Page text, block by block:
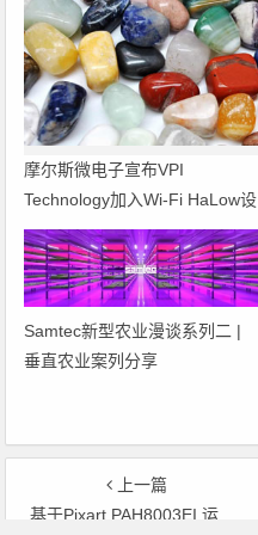
摩尔斯微电子宣布VPI
Technology加入Wi-Fi HaLow设
计合作伙伴计划
Samtec新型农业漫谈系列二 |
垂直农业案列分享
上一篇
基于Pixart PAH8003EI 运动耳机心率实时检测方案